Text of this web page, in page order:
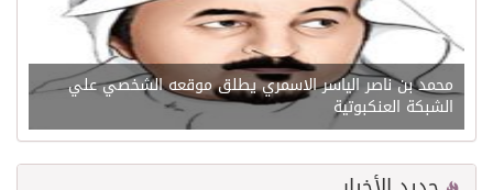
محمد بن ناصر الياسر الاسمري يطلق موقعه الشخصي علي
الشبكة العنكبوتية